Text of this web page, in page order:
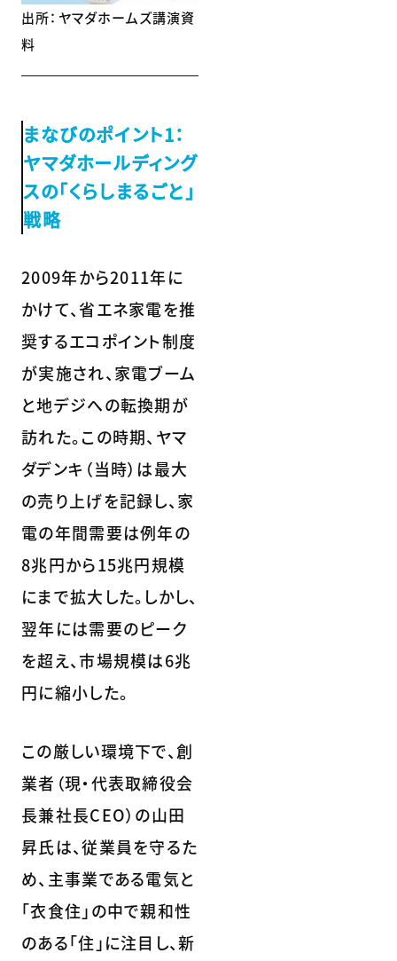
出所：ヤマダホームズ講演資
料
まなびのポイント1：
ヤマダホールディング
スの「くらしまるごと」
戦略
2009年から2011年に
かけて、省エネ家電を推
奨するエコポイント制度
が実施され、家電ブーム
と地デジへの転換期が
訪れた。この時期、ヤマ
ダデンキ（当時）は最大
の売り上げを記録し、家
電の年間需要は例年の
8兆円から15兆円規模
にまで拡大した。しかし、
翌年には需要のピーク
を超え、市場規模は6兆
円に縮小した。
この厳しい環境下で、創
業者（現・代表取締役会
長兼社長CEO）の山田
昇氏は、従業員を守るた
め、主事業である電気と
「衣食住」の中で親和性
のある「住」に注目し、新